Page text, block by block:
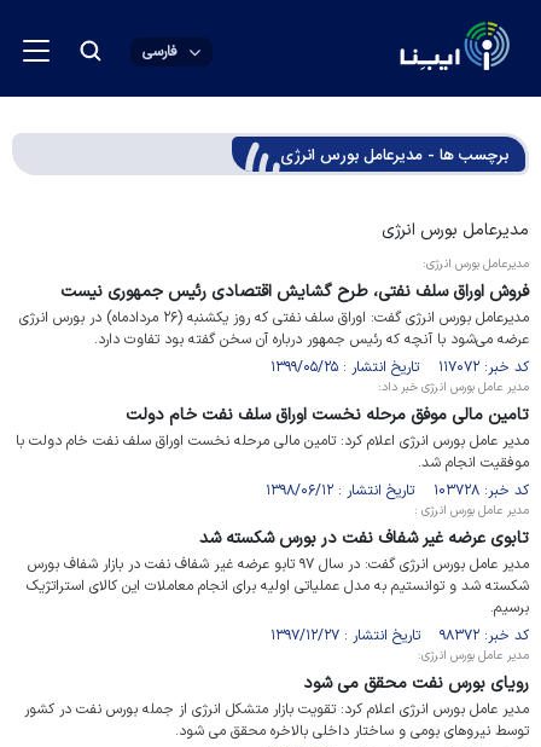
فارسی
برچسب ها - مدیرعامل بورس انرژی
مدیرعامل بورس انرژی
مدیرعامل بورس انرژی:
فروش اوراق سلف نفتی، طرح گشایش اقتصادی رئیس جمهوری نیست
مدیرعامل بورس انرژی گفت: اوراق سلف نفتی که روز یکشنبه (۲۶ مردادماه) در بورس انرژی
عرضه می‌شود با آنچه که رئیس جمهور درباره آن سخن گفته بود تفاوت دارد.
کد خبر: ۱۱۷۰۷۲ تاریخ انتشار : ۱۳۹۹/۰۵/۲۵
مدیر عامل بورس انرژی خبر داد:
تامین مالی موفق مرحله نخست اوراق سلف نفت خام دولت
مدیر عامل بورس انرژی اعلام کرد: تامین مالی مرحله نخست اوراق سلف نفت خام دولت با
موفقیت انجام شد.
کد خبر: ۱۰۳۷۲۸ تاریخ انتشار : ۱۳۹۸/۰۶/۱۲
مدیر عامل بورس انرژی :
تابوی عرضه غیر شفاف نفت در بورس شکسته شد
مدیر عامل بورس انرژی گفت: در سال ۹۷ تابو عرضه غیر شفاف نفت در بازار شفاف بورس
شکسته شد و توانستیم به مدل عملیاتی اولیه برای انجام معاملات این کالای استراتژیک
برسیم.
کد خبر: ۹۸۳۷۲ تاریخ انتشار : ۱۳۹۷/۱۲/۲۷
مدیر عامل بورس انرژی:
رویای بورس نفت محقق می شود
مدیر عامل بورس انرژی اعلام کرد: تقویت بازار متشکل انرژی از جمله بورس نفت در کشور
توسط نیروهای بومی و ساختار داخلی بالاخره محقق می شود.